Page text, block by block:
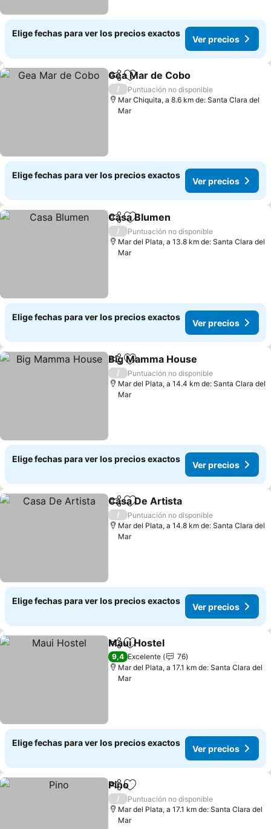
Elige fechas para ver los precios exactos
Ver precios
CompartirAgregar a favoritos
Gea Mar de Cobo
/
Puntuación no disponible
Mar Chiquita, a 8.6 km de: Santa Clara del
Mar
Elige fechas para ver los precios exactos
Ver precios
CompartirAgregar a favoritos
Casa Blumen
/
Puntuación no disponible
Mar del Plata, a 13.8 km de: Santa Clara del
Mar
Elige fechas para ver los precios exactos
Ver precios
CompartirAgregar a favoritos
Big Mamma House
/
Puntuación no disponible
Mar del Plata, a 14.4 km de: Santa Clara del
Mar
Elige fechas para ver los precios exactos
Ver precios
CompartirAgregar a favoritos
Casa De Artista
/
Puntuación no disponible
Mar del Plata, a 14.8 km de: Santa Clara del
Mar
Elige fechas para ver los precios exactos
Ver precios
CompartirAgregar a favoritos
Maui Hostel
9,4 Excelente
76
Mar del Plata, a 17.1 km de: Santa Clara del
Mar
Elige fechas para ver los precios exactos
Ver precios
CompartirAgregar a favoritos
Pino
/
Puntuación no disponible
Mar del Plata, a 17.1 km de: Santa Clara del
Mar